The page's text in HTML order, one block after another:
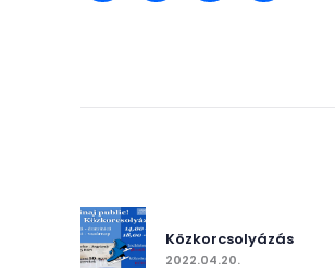
Bejegyzés
navigáció
Közkorcsolyázás
2022.04.20.